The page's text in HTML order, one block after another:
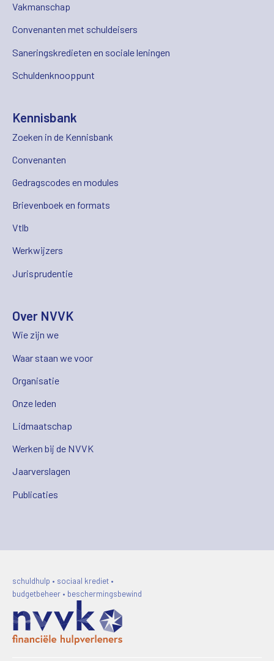
Vakmanschap
Convenanten met schuldeisers
Saneringskredieten en sociale leningen
Schuldenknooppunt
Kennisbank
Zoeken in de Kennisbank
Convenanten
Gedragscodes en modules
Brievenboek en formats
Vtlb
Werkwijzers
Jurisprudentie
Over NVVK
Wie zijn we
Waar staan we voor
Organisatie
Onze leden
Lidmaatschap
Werken bij de NVVK
Jaarverslagen
Publicaties
schuldhulp • sociaal krediet •
budgetbeheer • beschermingsbewind